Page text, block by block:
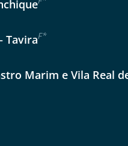
per E-Mail senden
TaviraF*
Marim e Vila Real
Option 2